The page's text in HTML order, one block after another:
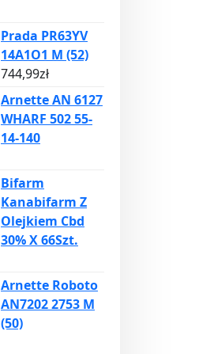
Prada PR63YV
14A1O1 M (52)
744,99zł
Arnette AN 6127
WHARF 502 55-
14-140
Bifarm
Kanabifarm Z
Olejkiem Cbd
30% X 66Szt.
Arnette Roboto
AN7202 2753 M
(50)